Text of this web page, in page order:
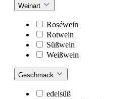
Weinart
Roséwein
Rotwein
Süßwein
Weißwein
Geschmack
edelsüß